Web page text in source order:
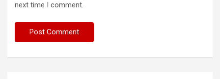
next time I comment.